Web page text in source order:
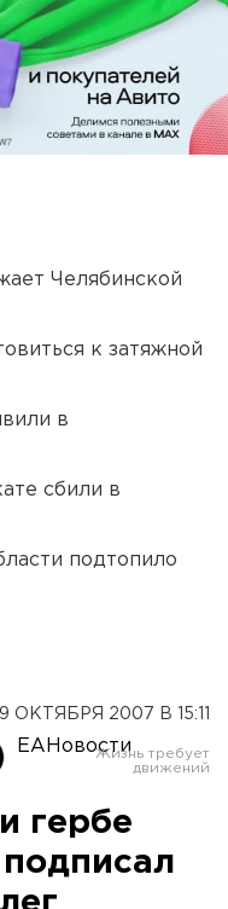
Челябинской
к затяжной
в
сбили в
подтопило
9 ОКТЯБРЯ 2007 В 15:11
ЕАНовости
гербе